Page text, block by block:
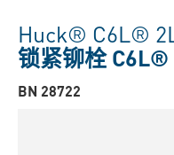
Huck® C6L®
锁紧铆栓 C6L®
BN 28722